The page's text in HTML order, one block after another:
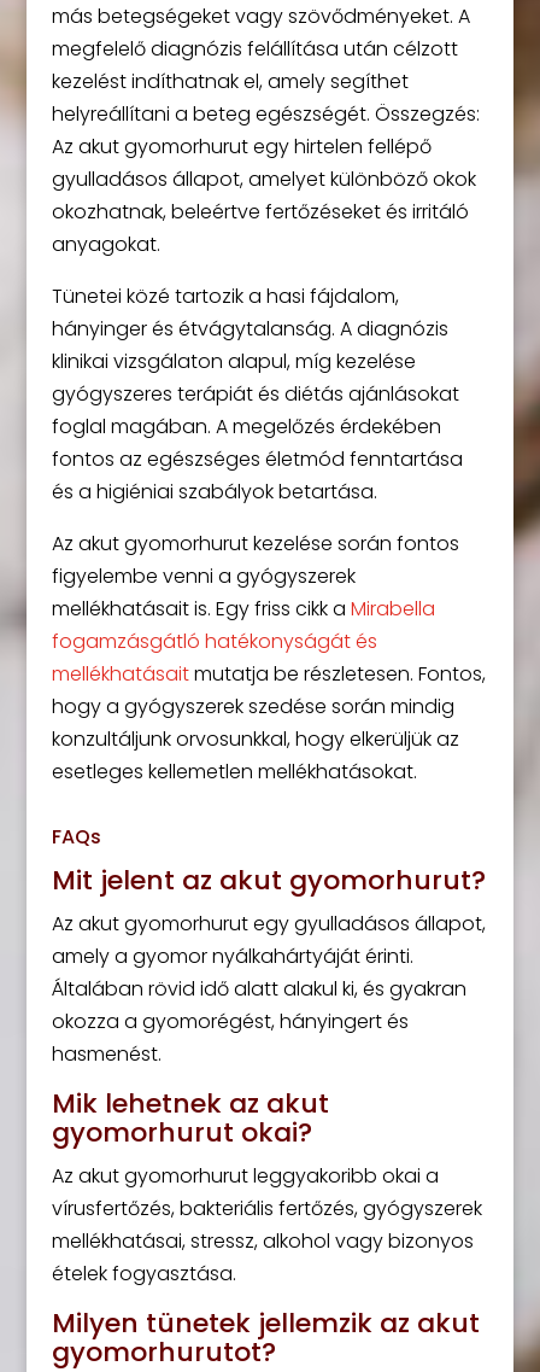
más betegségeket vagy szövődményeket. A
megfelelő diagnózis felállítása után célzott
kezelést indíthatnak el, amely segíthet
helyreállítani a beteg egészségét. Összegzés:
Az akut gyomorhurut egy hirtelen fellépő
gyulladásos állapot, amelyet különböző okok
okozhatnak, beleértve fertőzéseket és irritáló
anyagokat.
Tünetei közé tartozik a hasi fájdalom,
hányinger és étvágytalanság. A diagnózis
klinikai vizsgálaton alapul, míg kezelése
gyógyszeres terápiát és diétás ajánlásokat
foglal magában. A megelőzés érdekében
fontos az egészséges életmód fenntartása
és a higiéniai szabályok betartása.
Az akut gyomorhurut kezelése során fontos
figyelembe venni a gyógyszerek
mellékhatásait is. Egy friss cikk a Mirabella
fogamzásgátló hatékonyságát és
mellékhatásaitmutatja be részletesen. Fontos,
hogy a gyógyszerek szedése során mindig
konzultáljunk orvosunkkal, hogy elkerüljük az
esetleges kellemetlen mellékhatásokat.
FAQs
Mit jelent az akut gyomorhurut?
Az akut gyomorhurut egy gyulladásos állapot,
amely a gyomor nyálkahártyáját érinti.
Általában rövid idő alatt alakul ki, és gyakran
okozza a gyomorégést, hányingert és
hasmenést.
Mik lehetnek az akut
gyomorhurut okai?
Az akut gyomorhurut leggyakoribb okai a
vírusfertőzés, bakteriális fertőzés, gyógyszerek
mellékhatásai, stressz, alkohol vagy bizonyos
ételek fogyasztása.
Milyen tünetek jellemzik az akut
gyomorhurutot?